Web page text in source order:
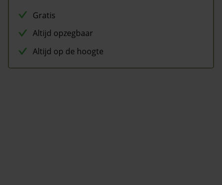
Gratis
Altijd opzegbaar
Altijd op de hoogte